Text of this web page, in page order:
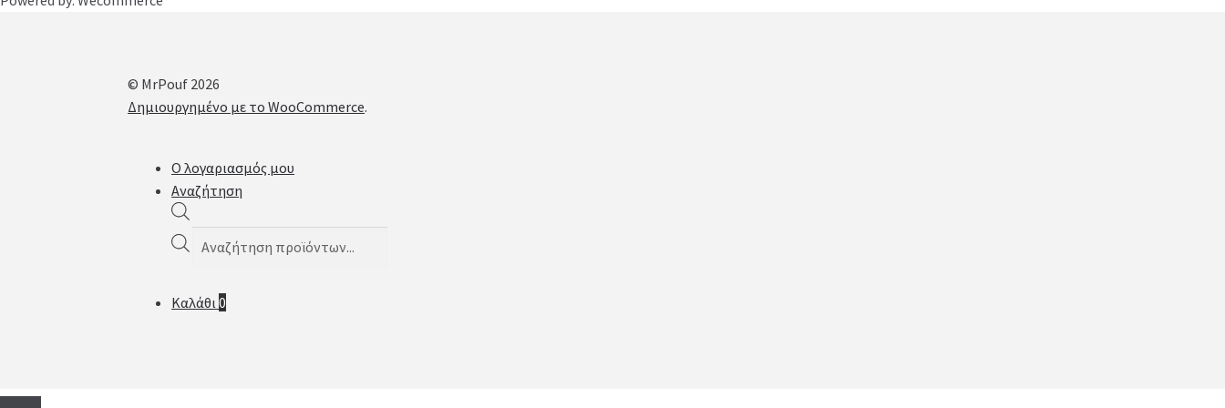
© MrPouf 2026
Δημιουργημένο με το WooCommerce.
Ο λογαριασμός μου
Αναζήτηση
Products
search
Καλάθι0